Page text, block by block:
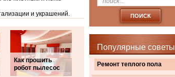
Популярные советы
Ремонт теплого пола
и украшений.
Как прошить
робот пылесос